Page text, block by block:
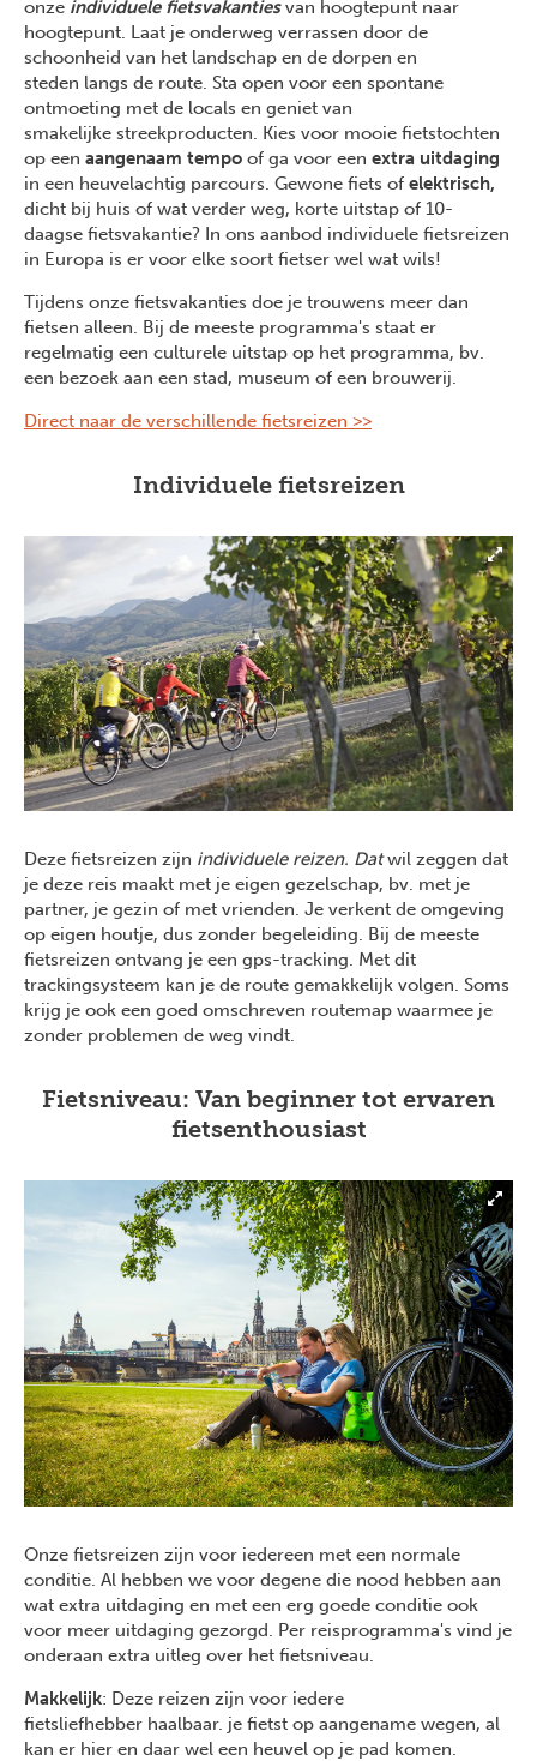
onze individuele fietsvakanties van hoogtepunt naar
hoogtepunt. Laat je onderweg verrassen door de
schoonheid van het landschap en de dorpen en
steden langs de route. Sta open voor een spontane
ontmoeting met de locals en geniet van
smakelijke streekproducten. Kies voor mooie fietstochten
op een aangenaam tempo of ga voor een extra uitdaging
in een heuvelachtig parcours. Gewone fiets of elektrisch,
dicht bij huis of wat verder weg, korte uitstap of 10-
daagse fietsvakantie? In ons aanbod individuele fietsreizen
in Europa is er voor elke soort fietser wel wat wils!
Tijdens onze fietsvakanties doe je trouwens meer dan
fietsen alleen. Bij de meeste programma's staat er
regelmatig een culturele uitstap op het programma, bv.
een bezoek aan een stad, museum of een brouwerij.
Direct naar de verschillende fietsreizen >>
Individuele fietsreizen
Deze fietsreizen zijn individuele reizen. Datwil zeggen dat
je deze reis maakt met je eigen gezelschap, bv. met je
partner, je gezin of met vrienden. Je verkent de omgeving
op eigen houtje, dus zonder begeleiding. Bij de meeste
fietsreizen ontvang je een gps-tracking. Met dit
trackingsysteem kan je de route gemakkelijk volgen. Soms
krijg je ook een goed omschreven routemap waarmee je
zonder problemen de weg vindt.
Fietsniveau: Van beginner tot ervaren
fietsenthousiast
Onze fietsreizen zijn voor iedereen met een normale
conditie. Al hebben we voor degene die nood hebben aan
wat extra uitdaging en met een erg goede conditie ook
voor meer uitdaging gezorgd. Per reisprogramma's vind je
onderaan extra uitleg over het fietsniveau.
Makkelijk: Deze reizen zijn voor iedere
fietsliefhebber haalbaar. je fietst op aangename wegen, al
kan er hier en daar wel een heuvel op je pad komen.